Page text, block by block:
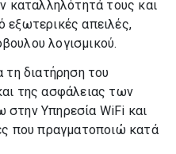
καταλληλότητά τους και
εξωτερικές απειλές,
λογισμικού.
τη διατήρηση του
της ασφάλειας των
Υπηρεσία WiFi και
που πραγματοποιώ κατά